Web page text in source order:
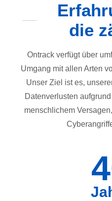
die
Ontrack verfügt über
Umgang mit allen Arten
Unser Ziel ist es,
Datenverlusten
menschlichem